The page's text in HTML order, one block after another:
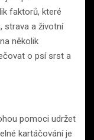
faktorů, které
strava a životní
několik
o psí srst a
pomoci udržet
kartáčování je